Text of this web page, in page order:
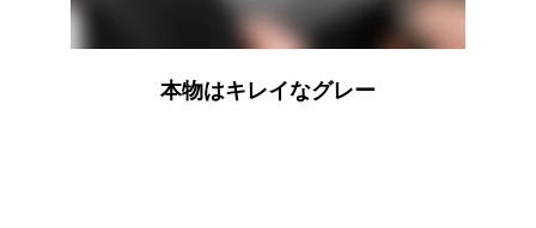
本物はキレイなグレー